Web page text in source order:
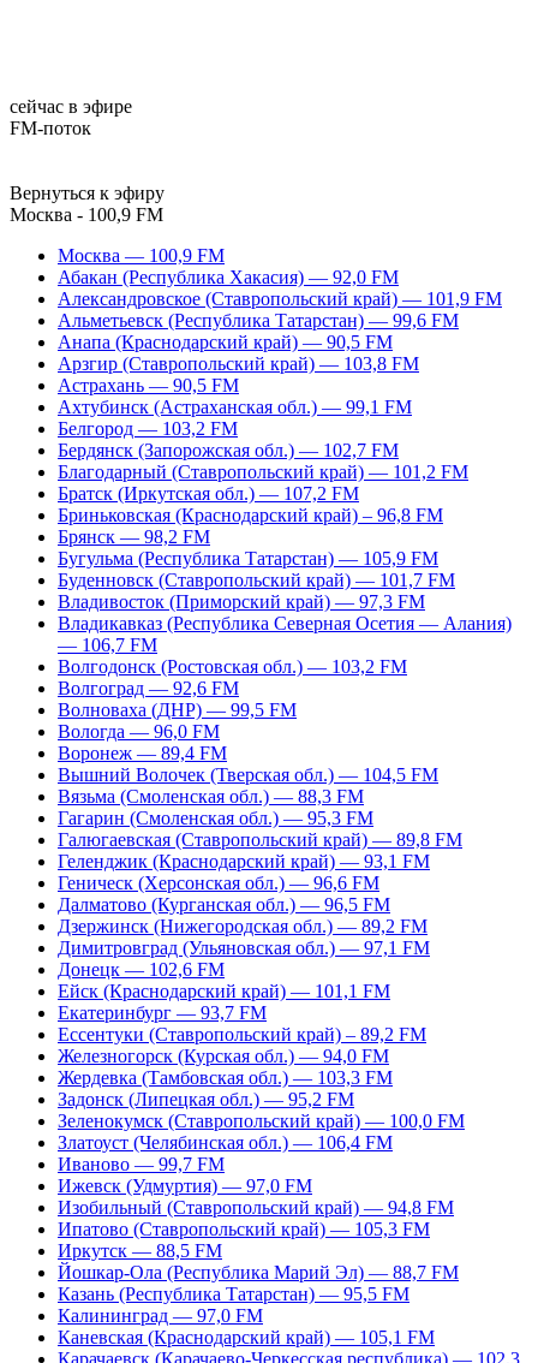
сейчас в эфире
FM-поток
Вернуться к эфиру
Москва - 100,9 FM
Москва — 100,9 FM
Абакан (Республика Хакасия) — 92,0 FM
Александровское (Ставропольский край) — 101,9 FM
Альметьевск (Республика Татарстан) — 99,6 FM
Анапа (Краснодарский край) — 90,5 FM
Арзгир (Ставропольский край) — 103,8 FM
Астрахань — 90,5 FM
Ахтубинск (Астраханская обл.) — 99,1 FM
Белгород — 103,2 FM
Бердянск (Запорожская обл.) — 102,7 FM
Благодарный (Ставропольский край) — 101,2 FM
Братск (Иркутская обл.) — 107,2 FM
Бриньковская (Краснодарский край) – 96,8 FM
Брянск — 98,2 FM
Бугульма (Республика Татарстан) — 105,9 FM
Буденновск (Ставропольский край) — 101,7 FM
Владивосток (Приморский край) — 97,3 FM
Владикавказ (Республика Северная Осетия — Алания)
— 106,7 FM
Волгодонск (Ростовская обл.) — 103,2 FM
Волгоград — 92,6 FM
Волноваха (ДНР) — 99,5 FM
Вологда — 96,0 FM
Воронеж — 89,4 FM
Вышний Волочек (Тверская обл.) — 104,5 FM
Вязьма (Смоленская обл.) — 88,3 FM
Гагарин (Смоленская обл.) — 95,3 FM
Галюгаевская (Ставропольский край) — 89,8 FM
Геленджик (Краснодарский край) — 93,1 FM
Геническ (Херсонская обл.) — 96,6 FM
Далматово (Курганская обл.) — 96,5 FM
Дзержинск (Нижегородская обл.) — 89,2 FM
Димитровград (Ульяновская обл.) — 97,1 FM
Донецк — 102,6 FM
Ейск (Краснодарский край) — 101,1 FM
Екатеринбург — 93,7 FM
Ессентуки (Ставропольский край) – 89,2 FM
Железногорск (Курская обл.) — 94,0 FM
Жердевка (Тамбовская обл.) — 103,3 FM
Задонск (Липецкая обл.) — 95,2 FM
Зеленокумск (Ставропольский край) — 100,0 FM
Златоуст (Челябинская обл.) — 106,4 FM
Иваново — 99,7 FM
Ижевск (Удмуртия) — 97,0 FM
Изобильный (Ставропольский край) — 94,8 FM
Ипатово (Ставропольский край) — 105,3 FM
Иркутск — 88,5 FM
Йошкар-Ола (Республика Марий Эл) — 88,7 FM
Казань (Республика Татарстан) — 95,5 FM
Калининград — 97,0 FM
Каневская (Краснодарский край) — 105,1 FM
Карачаевск (Карачаево-Черкесская республика) — 102,3